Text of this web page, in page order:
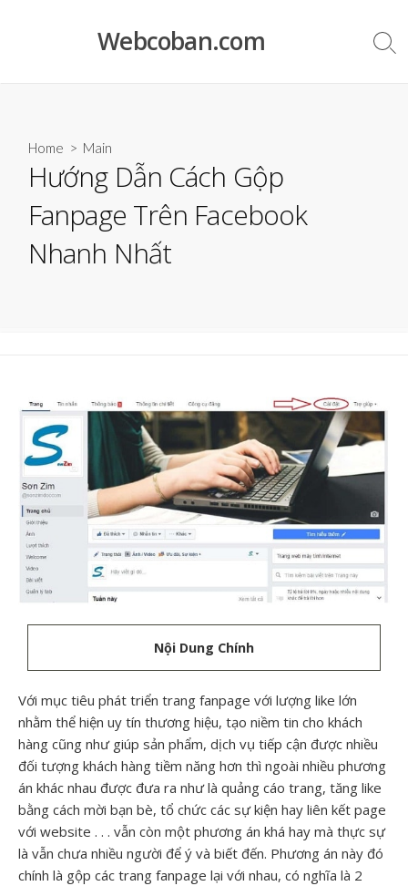
Webcoban.com
Home > Main
Hướng Dẫn Cách Gộp
Fanpage Trên Facebook
Nhanh Nhất
Nội Dung Chính
Với mục tiêu phát triển trang fanpage với lượng like lớn
nhằm thể hiện uy tín thương hiệu, tạo niềm tin cho khách
hàng cũng như giúp sản phẩm, dịch vụ tiếp cận được nhiều
đối tượng khách hàng tiềm năng hơn thì ngoài nhiều phương
án khác nhau được đưa ra như là quảng cáo trang, tăng like
bằng cách mời bạn bè, tổ chức các sự kiện hay liên kết page
với website . . . vẫn còn một phương án khá hay mà thực sự
là vẫn chưa nhiều người để ý và biết đến. Phương án này đó
chính là gộp các trang fanpage lại với nhau, có nghĩa là 2